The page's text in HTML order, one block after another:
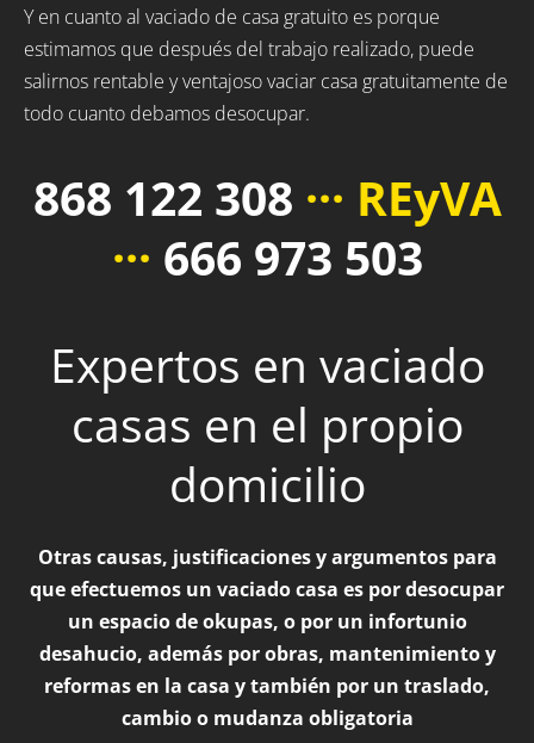
Y en cuanto al vaciado de casa gratuito es porque
estimamos que después del trabajo realizado, puede
salirnos rentable y ventajoso vaciar casa gratuitamente de
todo cuanto debamos desocupar.
868 122 308 ··· REyVA
··· 666 973 503
Expertos en vaciado
casas en el propio
domicilio
Otras causas, justificaciones y argumentos para
que efectuemos un vaciado casa es por desocupar
un espacio de okupas, o por un infortunio
desahucio, además por obras, mantenimiento y
reformas en la casa y también por un traslado,
cambio o mudanza obligatoria